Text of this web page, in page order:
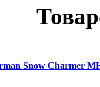
Snow Charmer